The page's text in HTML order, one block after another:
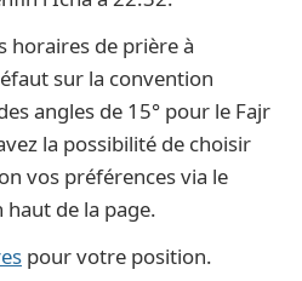
horaires de prière à
sur la convention
angles de 15° pour le Fajr
la possibilité de choisir
vos préférences via le
de la page.
pour votre position.